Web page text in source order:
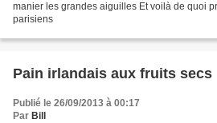
manier les grandes aiguilles Et voilà de quoi
parisiens
Pain irlandais aux fruits secs
Publié le 26/09/2013 à 00:17
Par Bill